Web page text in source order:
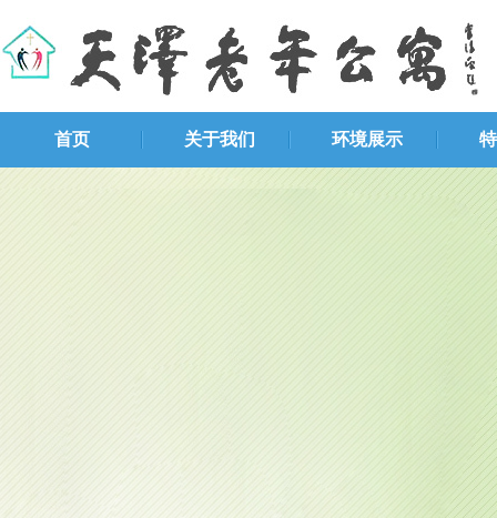
首页 关于我们 环境展示